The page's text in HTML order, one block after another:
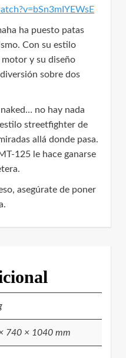
ha puesto patas
Con su estilo
y su diseño
sobre dos
no hay nada
streetfighter de
allá donde pasa.
125 le hace ganarse
asegúrate de poner
740 × 1040 mm